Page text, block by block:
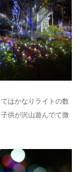
はかなりライトの数
供が沢山遊んでて微